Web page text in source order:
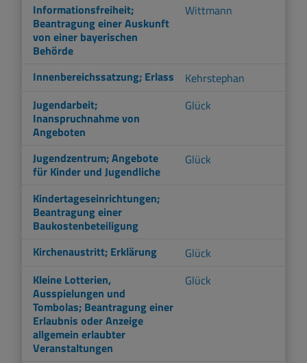
Informationsfreiheit;
Beantragung einer Auskunft
von einer bayerischen
Behörde
Wittmann
Innenbereichssatzung; Erlass
Kehrstephan
Jugendarbeit;
Inanspruchnahme von
Angeboten
Glück
Jugendzentrum; Angebote
für Kinder und Jugendliche
Glück
Kindertageseinrichtungen;
Beantragung einer
Baukostenbeteiligung
Kirchenaustritt; Erklärung
Glück
Kleine Lotterien,
Ausspielungen und
Tombolas; Beantragung einer
Erlaubnis oder Anzeige
allgemein erlaubter
Veranstaltungen
Glück